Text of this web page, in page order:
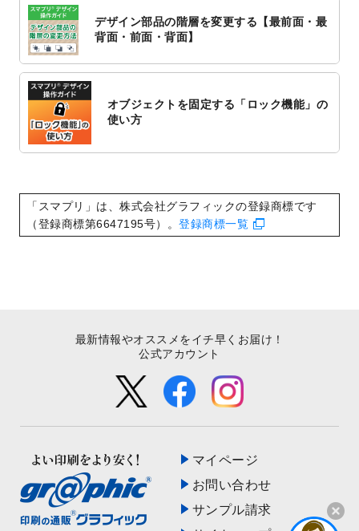
2022/10/1
2023年版1月始まりのカレンダーデザイン
2022/9/21
コンサートのチラシデザインテンプレート
2022/9/5
年賀状のデザインテンプレート
2022/9/5
喪中はがきのデザインテンプレートを公開
2022/8/24
印刷用データの解像度
を引き上げまし
た！
デザイン部品の階層を変更する【最前面・最
背面・前面・背面】
オブジェクトを固定する「ロック機能」の
使い方
「スマプリ」は、株式会社グラフィックの登録商標です
（登録商標第6647195号）。 登録商標一覧
マイページ
お問い合わせ
サンプル請求
最新情報やオススメをイチ早くお届け！
公式アカウント